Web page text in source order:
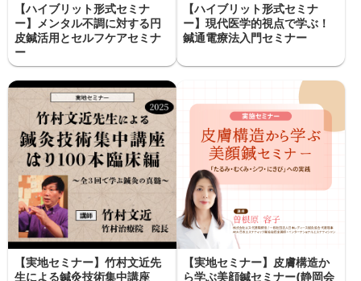
【ハイブリット形式セミナ
ー】メンタル不調に対する円
皮鍼活用とセルフケアセミナ
ー
【ハイブリット形式セミナ
ー】現代医学的視点で学ぶ！
鍼通電療法入門セミナー
【実地セミナー】竹村文近先
生による鍼灸技術集中講座
【実地セミナー】皮膚構造か
ら学ぶ美顔鍼セミナー(静岡会